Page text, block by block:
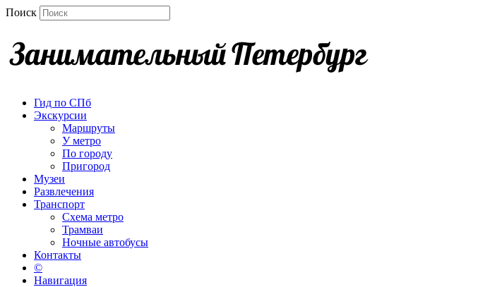
Поиск
Гид по СПб
Экскурсии
Маршруты
У метро
По городу
Пригород
Музеи
Развлечения
Транспорт
Схема метро
Трамваи
Ночные автобусы
Контакты
©
Навигация